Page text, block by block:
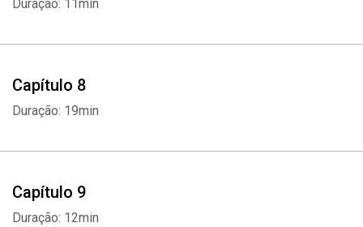
Duração: 11min
Capítulo 8
Duração: 19min
Capítulo 9
Duração: 12min